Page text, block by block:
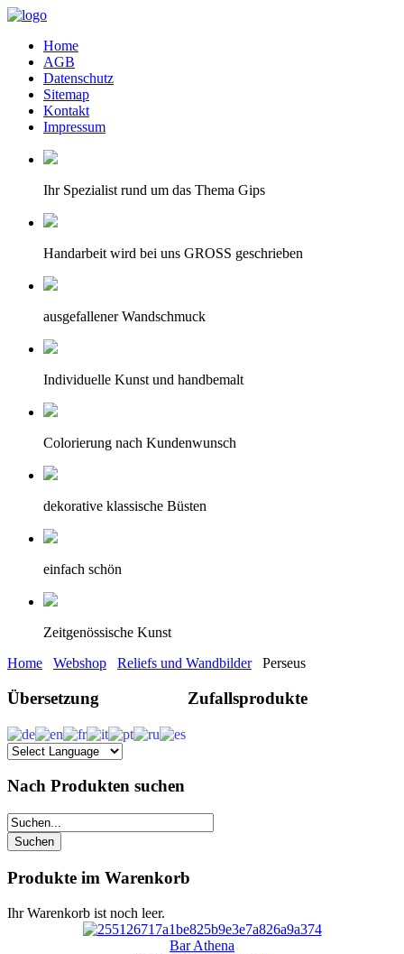
Home
AGB
Datenschutz
Sitemap
Kontakt
Impressum
Ihr Spezialist rund um das Thema Gips
Handarbeit wird bei uns GROSS geschrieben
ausgefallener Wandschmuck
Individuelle Kunst und handbemalt
Colorierung nach Kundenwunsch
dekorative klassische Büsten
einfach schön
Zeitgenössische Kunst
Home
Webshop Reliefs und Wandbilder Perseus
Übersetzung
Nach Produkten suchen
Produkte im Warenkorb
Ihr Warenkorb ist noch leer.
Zufallsprodukte
Bar Athena